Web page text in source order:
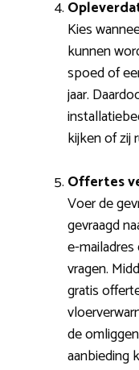
Kies
kunnen
spoed of
jaar.
kijken of zij
Offertes
Voer de
gevraagd
e-
vragen.
gratis
de
aanbieding